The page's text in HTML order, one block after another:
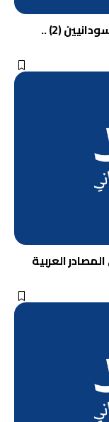
الدلالات الثقافية والاجتماعية لأسماء السودانيين (2) ..
العربية